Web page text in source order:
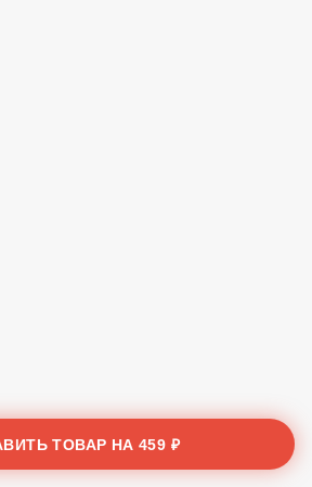
ТОВАР НА459 ₽